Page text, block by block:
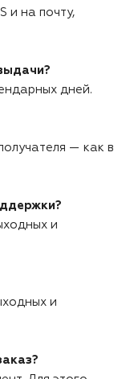
и на почту,
дней.
— как в
и
и